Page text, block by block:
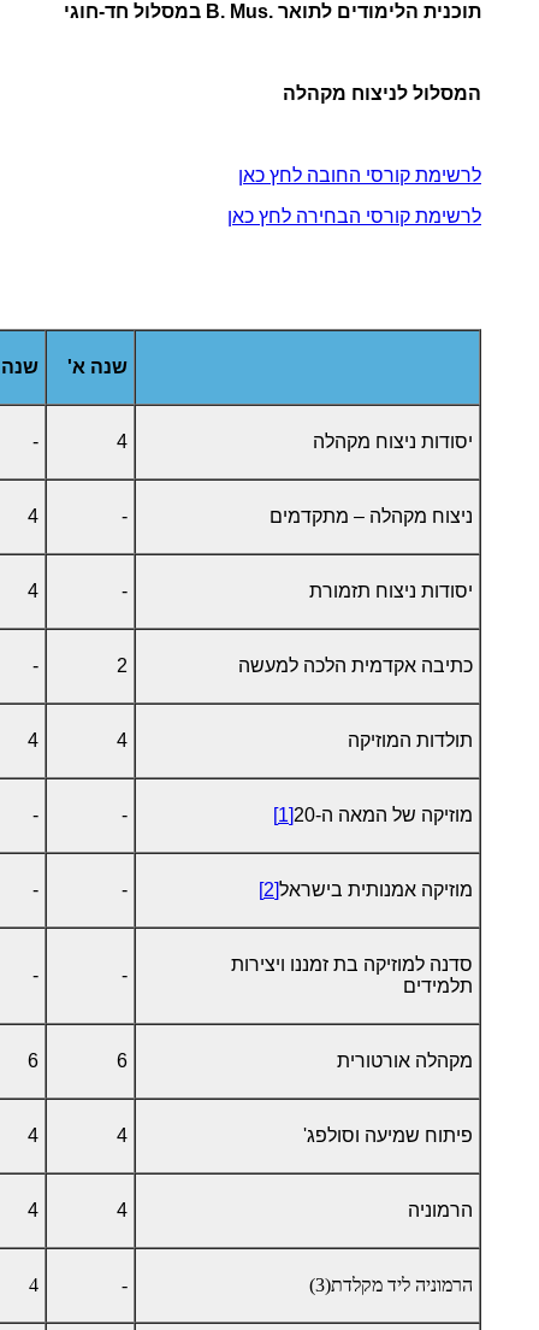
תוכנית הלימודים לתואר .B. Mus במסלול חד-חוגי
המסלול לניצוח מקהלה
לרשימת קורסי החובה לחץ כאן
לרשימת קורסי הבחירה לחץ כאן
שנה א'
יסודות ניצוח מקהלה 4
-
ניצוח מקהלה – מתקדמים -
4
יסודות ניצוח תזמורת -
4
כתיבה אקדמית הלכה למעשה 2
-
תולדות המוזיקה 4
4
מוזיקה של המאה ה-20 [1]
-
-
מוזיקה אמנותית בישראל[2]
-
-
סדנה למוזיקה בת זמננו ויצירות
תלמידים
-
-
מקהלה אורטורית 6
6
פיתוח שמיעה וסולפג' 4
4
הרמוניה 4
4
הרמוניה ליד מקלדת(3) -
4